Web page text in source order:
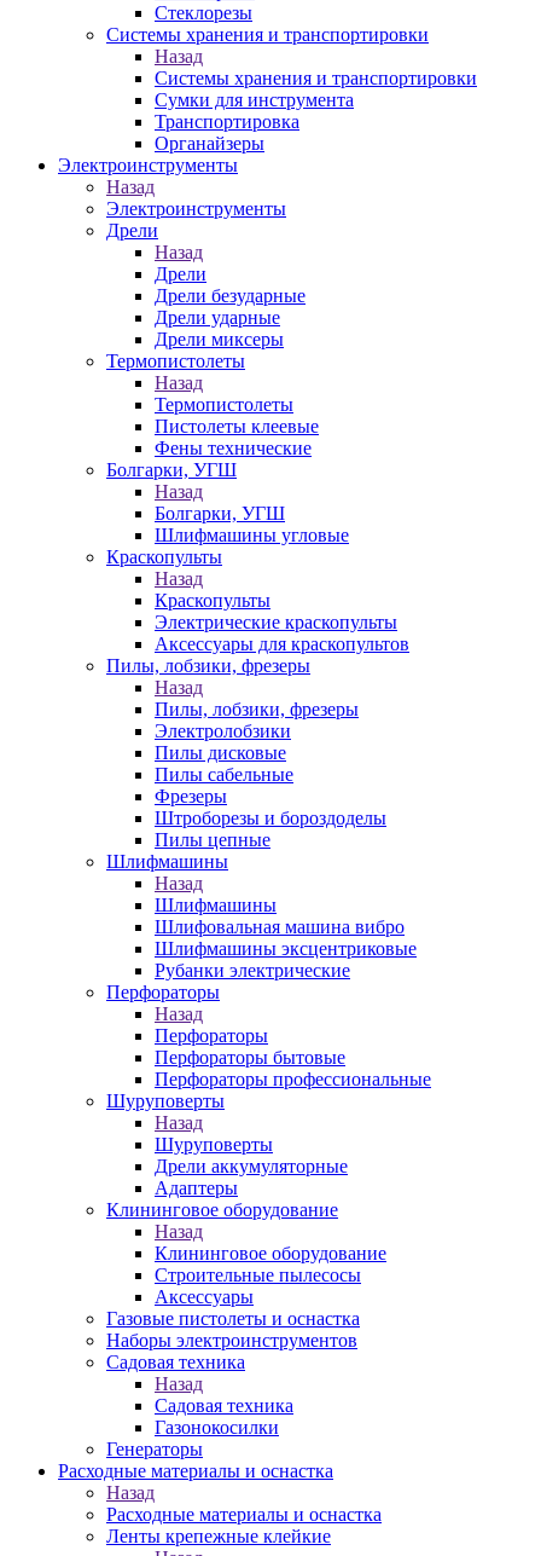
Стеклорезы
Системы хранения и транспортировки
Назад
Системы хранения и транспортировки
Сумки для инструмента
Транспортировка
Органайзеры
Электроинструменты
Назад
Электроинструменты
Дрели
Назад
Дрели
Дрели безударные
Дрели ударные
Дрели миксеры
Термопистолеты
Назад
Термопистолеты
Пистолеты клеевые
Фены технические
Болгарки, УГШ
Назад
Болгарки, УГШ
Шлифмашины угловые
Краскопульты
Назад
Краскопульты
Электрические краскопульты
Аксессуары для краскопультов
Пилы, лобзики, фрезеры
Назад
Пилы, лобзики, фрезеры
Электролобзики
Пилы дисковые
Пилы сабельные
Фрезеры
Штроборезы и бороздоделы
Пилы цепные
Шлифмашины
Назад
Шлифмашины
Шлифовальная машина вибро
Шлифмашины эксцентриковые
Рубанки электрические
Перфораторы
Назад
Перфораторы
Перфораторы бытовые
Перфораторы профессиональные
Шуруповерты
Назад
Шуруповерты
Дрели аккумуляторные
Адаптеры
Клининговое оборудование
Назад
Клининговое оборудование
Строительные пылесосы
Аксессуары
Газовые пистолеты и оснастка
Наборы электроинструментов
Садовая техника
Назад
Садовая техника
Газонокосилки
Генераторы
Расходные материалы и оснастка
Назад
Расходные материалы и оснастка
Ленты крепежные клейкие